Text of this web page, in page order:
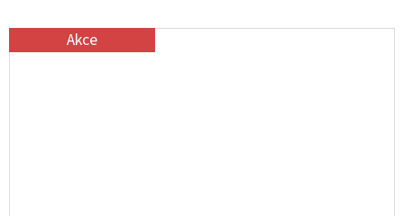
Akce